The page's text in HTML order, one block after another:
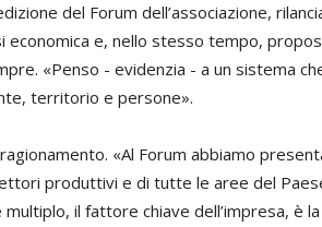
del Forum dell’associazione,
economica e, nello stesso tempo,
«Penso - evidenzia - a un sistema
territorio e persone».
«Al Forum abbiamo
produttivi e di tutte le aree del
il fattore chiave dell’impresa, è la